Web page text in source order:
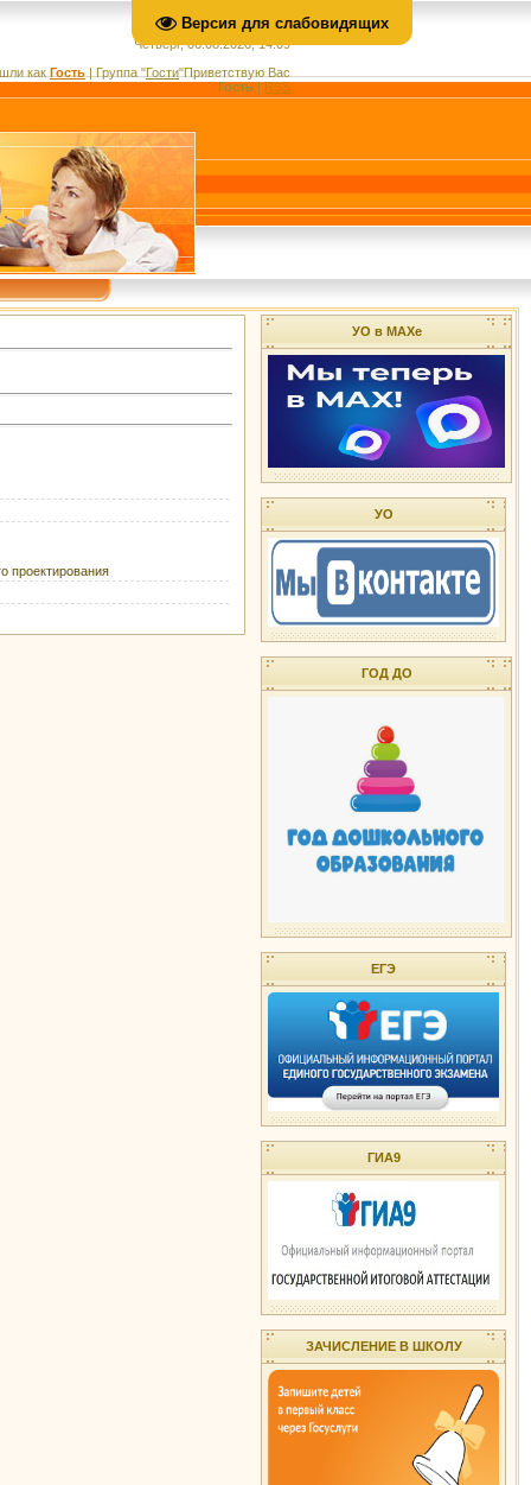
Версия для слабовидящих
Четверг, 06.08.2026, 14:09
как Гость | Группа "Гости"Приветствую Вас
Гость|RSS
проектирования
УО в МАХе
УО
ГОД ДО
ЕГЭ
ГИА9
ЗАЧИСЛЕНИЕ В ШКОЛУ